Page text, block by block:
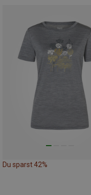
Du sparst 42%